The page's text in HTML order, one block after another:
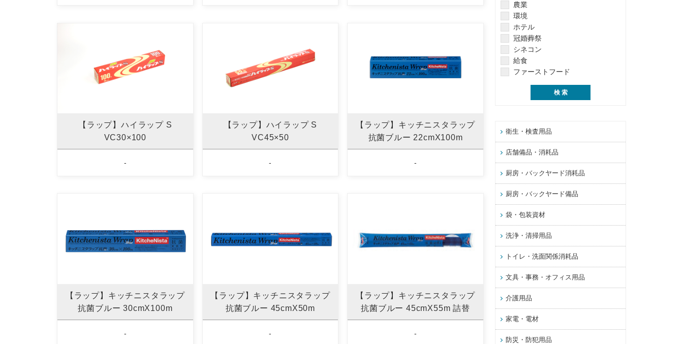
【ラップ】ハイラップ S
VC30×100
-
【ラップ】ハイラップ S
VC45×50
-
【ラップ】キッチニスタラップ
抗菌ブルー 22cmX100m
-
【ラップ】キッチニスタラップ
抗菌ブルー 30cmX100m
-
【ラップ】キッチニスタラップ
抗菌ブルー 45cmX50m
-
【ラップ】キッチニスタラップ
抗菌ブルー 45cmX55m 詰替
-
農業
環境
ホテル
冠婚葬祭
シネコン
給食
ファーストフード
衛生・検査用品
店舗備品・消耗品
厨房・バックヤード消耗品
厨房・バックヤード備品
袋・包装資材
洗浄・清掃用品
トイレ・洗面関係消耗品
文具・事務・オフィス用品
介護用品
家電・電材
防災・防犯用品